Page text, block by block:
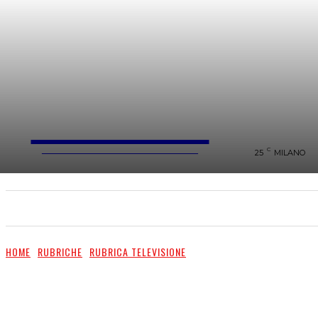
FareMusic
25 C MILANO
HOME RUBRICHE RUBRICA TELEVISIONE